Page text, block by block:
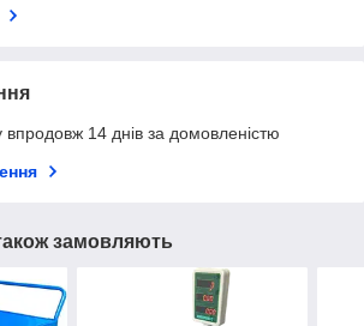
14 днів за домовленістю
замовляють